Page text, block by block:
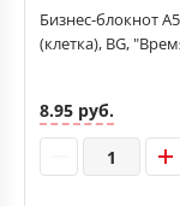
Бизнес-блокнот
(клетка), BG,
8.95 руб.